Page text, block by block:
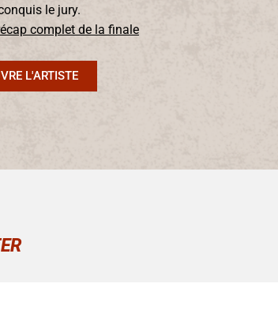
le jury.
complet de la finale
L'ARTISTE